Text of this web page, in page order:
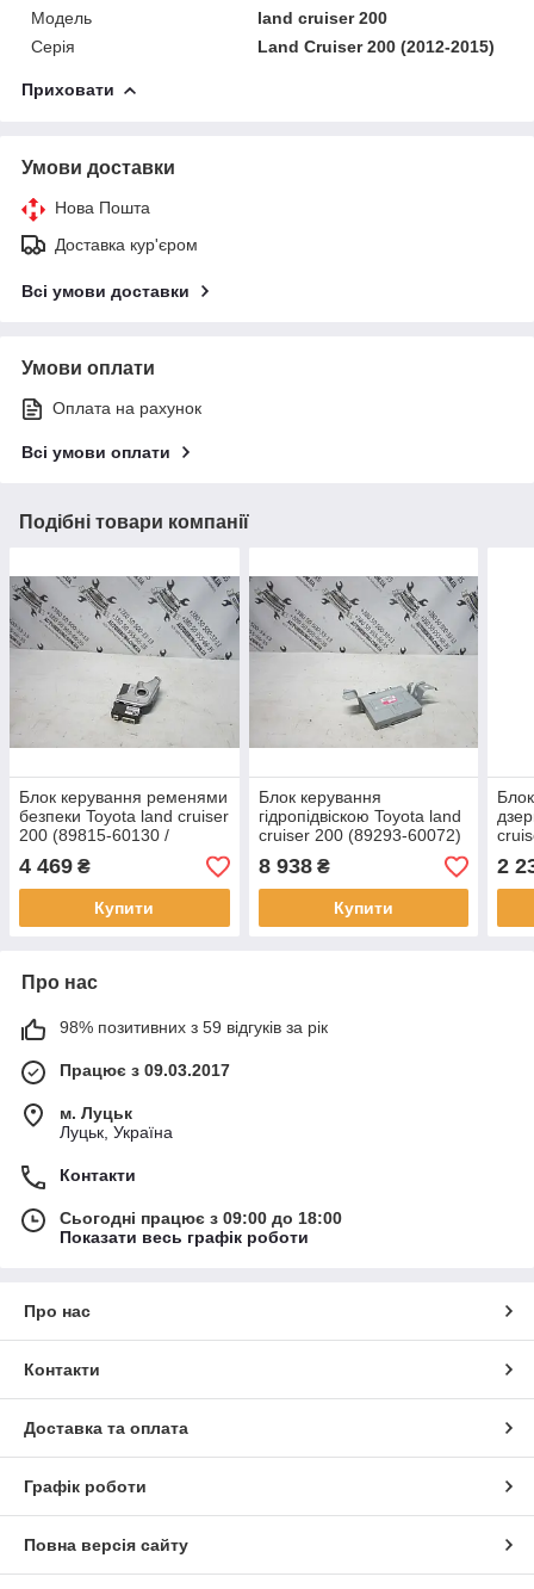
Модель
land cruiser 200
Серія
Land Cruiser 200 (2012-2015)
Приховати
Умови доставки
Нова Пошта
Доставка кур'єром
Всі умови доставки
Умови оплати
Оплата на рахунок
Всі умови оплати
Подібні товари компанії
Блок керування ременями
безпеки Toyota land cruiser
200 (89815-60130 /
142300-0880)
4 469 ₴
Купити
Блок керування
гідропідвіскою Toyota land
cruiser 200 (89293-60072)
8 938₴
Купити
2
Про нас
98% позитивних з 59 відгуків за рік
Працює з 09.03.2017
м. Луцьк
Луцьк, Україна
Контакти
Сьогодні працює з 09:00 до 18:00
Показати весь графік роботи
Про нас
Контакти
Доставка та оплата
Графік роботи
Повна версія сайту